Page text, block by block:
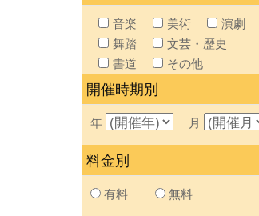
音楽 美術
演劇
舞踏
文芸・歴史
書道
その他
開催時期別
年 月
料金別
有料 無料